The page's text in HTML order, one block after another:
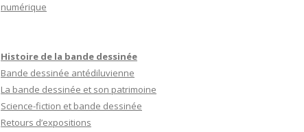
numérique
Histoire de la bande dessinée
Bande dessinée antédiluvienne
La bande dessinée et son patrimoine
Science-fiction et bande dessinée
Retours d’expositions